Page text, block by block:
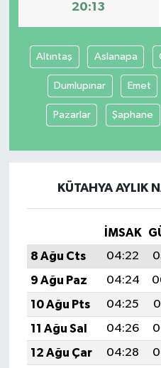
20:13
Altıntaş Aslanapa
Dumlupınar Emet
Pazarlar Şaphane
KÜTAHYA AYLIK
İMSAK
8 Ağu Cts
04:22
9 Ağu Paz
04:24
10 Ağu Pts
04:25
11 Ağu Sal
04:26
12 Ağu Çar
04:28